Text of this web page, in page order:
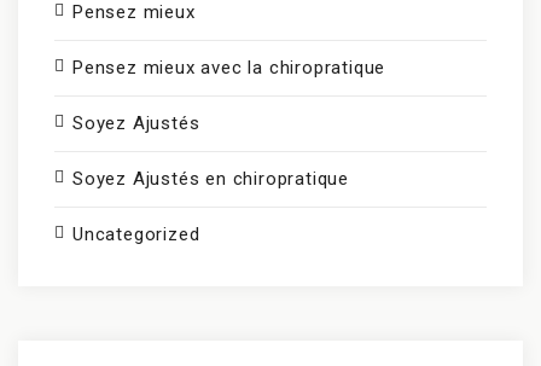
Pensez mieux
Pensez mieux avec la chiropratique
Soyez Ajustés
Soyez Ajustés en chiropratique
Uncategorized